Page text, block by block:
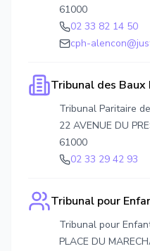
61000
02 33 82 14 50
cph-
Tribunal des Baux
Tribunal Paritaire
22 AVENUE DU
61000
02 33 29 42 93
Tribunal pour
Tribunal pour
PLACE DU